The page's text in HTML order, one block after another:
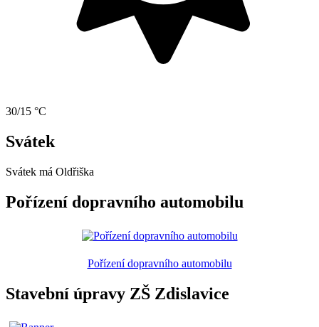
30/15 °C
Svátek
Svátek má Oldřiška
Pořízení dopravního automobilu
Pořízení dopravního automobilu
Stavební úpravy ZŠ Zdislavice